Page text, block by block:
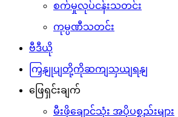
စက်မှုလုပ်ငန်းသတင်း
ကုမ္ပဏီသတင်း
ဗီဒီယို
ကြှနျုပျတို့ကိုဆကျသှယျရနျ
ဖြေရှင်းချက်
မီးဖိုချောင်သုံး အပိုပစ္စည်းများ